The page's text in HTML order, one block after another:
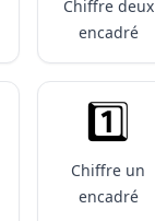
Chiffre deux
encadré
1️⃣
Chiffre un
encadré